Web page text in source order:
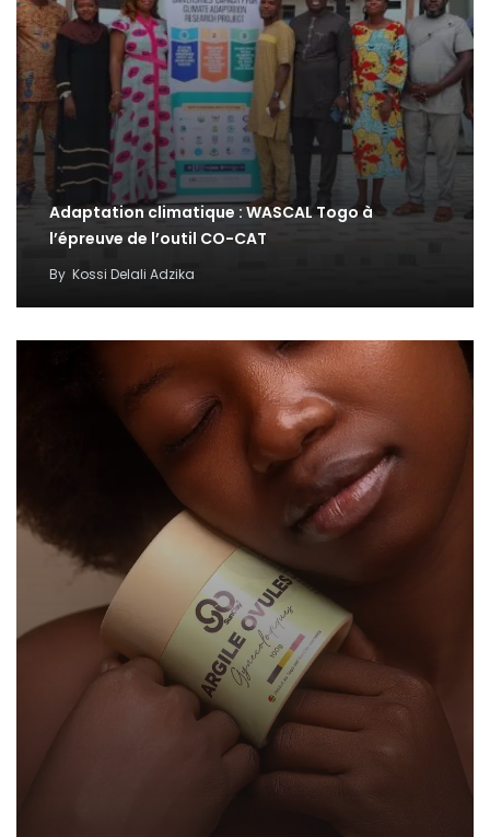
Adaptation climatique : WASCAL Togo à
l’épreuve de l’outil CO-CAT
By Kossi Delali Adzika